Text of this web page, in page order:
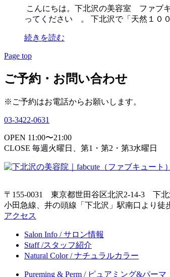
こんにちは。下北沢の美容室 ファブ
ってください 。 下北沢で「天然１０
続きを読む
Page top
ご予約・お問い合わせ
※ご予約はお電話からお願いします。
03-3422-0631
OPEN 11:00〜21:00
CLOSE 毎週火曜日、第1・第2・第3水曜日
〒155-0031 東京都世田谷区北沢2-14-3 下
小田急線、井の頭線「下北沢」駅南口より徒
アクセス
Salon Info / サロン情報
Staff /スタッフ紹介
Natural Color / ナチュラルカラー
Pureming & Perm / ピュアミング&パーマ